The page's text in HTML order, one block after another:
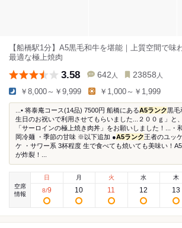
【船橋駅1分】A5黒毛和牛を堪能｜上質空間で味
最適な極上焼肉
3.58 642 人 23858 人
￥8,000～￥9,999 ￥1,000～￥1,999
...• 将泰庵コース(14品) 7500円 船橋にあるA5ランク黒毛
生日のお祝いで利用させてもらいました...２００ｇ」と、
「サーロインの極上焼き肉丼」をお願いしました！...・
岡冷麺 ・季節の甘味 ※以下追加 ●A5ランク王者のユッ
ケ ・サワー系 3杯程度 生で食べても焼いても美味い！
が炸裂！...
空席
情報
日
8/9
月
10
火
11
水
12
木
13